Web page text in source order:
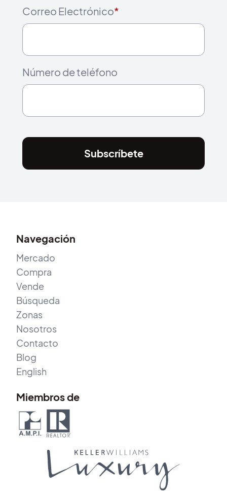
Correo Electrónico*
Número de teléfono
Subscríbete
Navegación
Mercado
Compra
Vende
Búsqueda
Zonas
Nosotros
Contacto
Blog
English
Miembros de